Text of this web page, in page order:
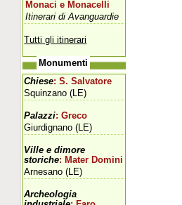
Monaci e Monacelli
Itinerari di Avanguardie
Tutti gli itinerari
Monumenti
Chiese: S. Salvatore
Squinzano (LE)
Palazzi: Greco
Giurdignano (LE)
Ville e dimore
storiche: Mater Domini
Arnesano (LE)
Archeologia